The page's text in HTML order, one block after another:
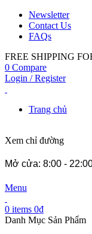
Newsletter
Contact Us
FAQs
FREE SHIPPING
0 Compare
Login / Register
Trang chủ
Xem chỉ đường
Mở cửa: 8:00 -
Menu
0 items 0₫
Danh Mục Sản Phẩm